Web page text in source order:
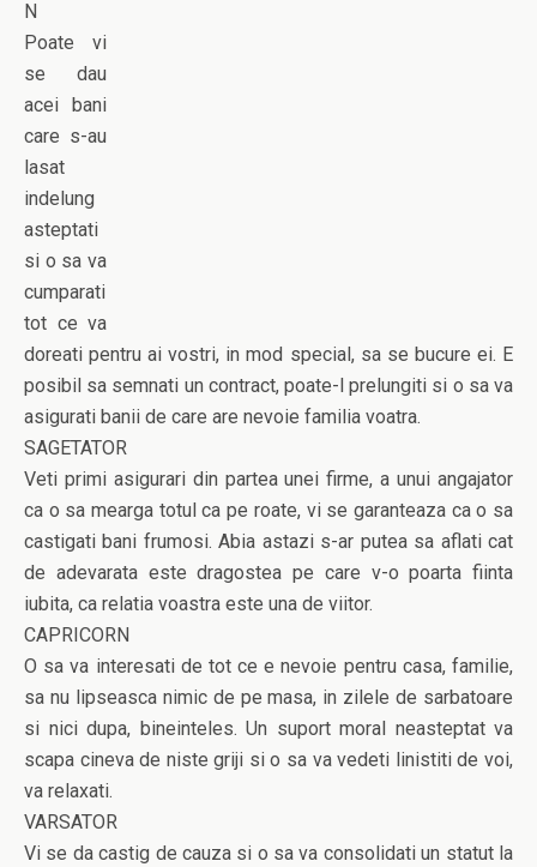
N
Poate vi
se dau
acei bani
care s-au
lasat
indelung
asteptati
si o sa va
cumparati
tot ce va
doreati pentru ai vostri, in mod special, sa se bucure ei. E
posibil sa semnati un contract, poate-l prelungiti si o sa va
asigurati banii de care are nevoie familia voatra.
SAGETATOR
Veti primi asigurari din partea unei firme, a unui angajator
ca o sa mearga totul ca pe roate, vi se garanteaza ca o sa
castigati bani frumosi. Abia astazi s-ar putea sa aflati cat
de adevarata este dragostea pe care v-o poarta fiinta
iubita, ca relatia voastra este una de viitor.
CAPRICORN
O sa va interesati de tot ce e nevoie pentru casa, familie,
sa nu lipseasca nimic de pe masa, in zilele de sarbatoare
si nici dupa, bineinteles. Un suport moral neasteptat va
scapa cineva de niste griji si o sa va vedeti linistiti de voi,
va relaxati.
VARSATOR
Vi se da castig de cauza si o sa va consolidati un statut la